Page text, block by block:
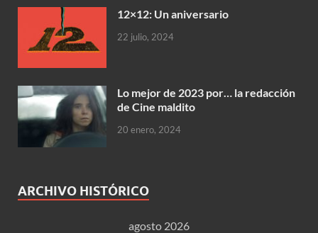
12×12: Un aniversario
22 julio, 2024
Lo mejor de 2023 por… la redacción
de Cine maldito
20 enero, 2024
ARCHIVO HISTÓRICO
agosto 2026